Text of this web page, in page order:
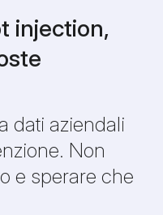
injection,
dati aziendali
Non
e sperare che